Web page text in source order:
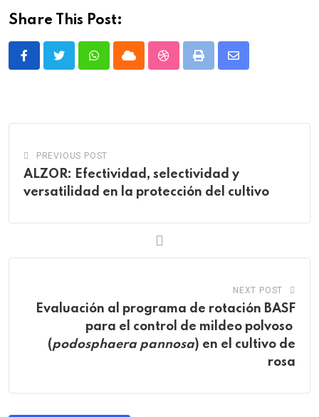
Share This Post:
WhatsappCloud StumbleUpon
Print
Share
PREVIOUS POST
ALZOR: Efectividad, selectividad y
versatilidad en la protección del cultivo
NEXT POST
Evaluación al programa de rotación BASF
para el control de mildeo polvoso
(podosphaera pannosa) en el cultivo de
rosa